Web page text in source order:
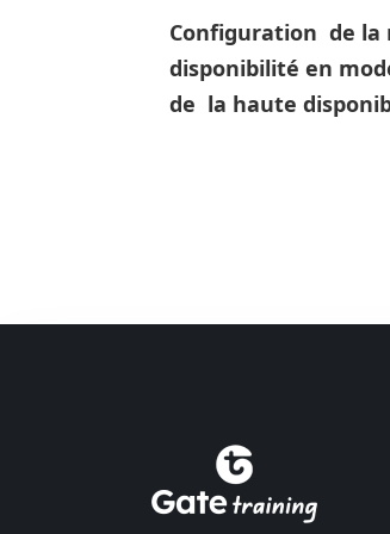
Configuration de la
disponibilité en
de la haute